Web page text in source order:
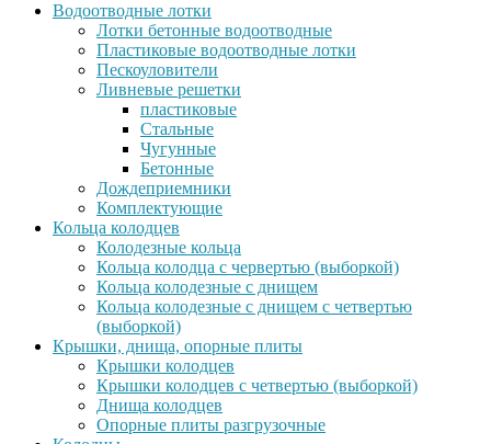
Водоотводные лотки
Лотки бетонные водоотводные
Пластиковые водоотводные лотки
Пескоуловители
Ливневые решетки
пластиковые
Стальные
Чугунные
Бетонные
Дождеприемники
Комплектующие
Кольца колодцев
Колодезные кольца
Кольца колодца с червертью (выборкой)
Кольца колодезные с днищем
Кольца колодезные с днищем с четвертью
(выборкой)
Крышки, днища, опорные плиты
Крышки колодцев
Крышки колодцев с четвертью (выборкой)
Днища колодцев
Опорные плиты разгрузочные